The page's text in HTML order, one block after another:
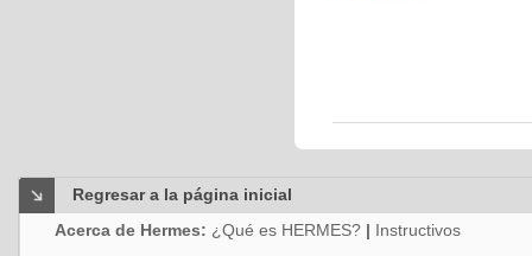
Regresar a la página inicial
Acerca de Hermes: ¿Qué es HERMES? | Instructivos